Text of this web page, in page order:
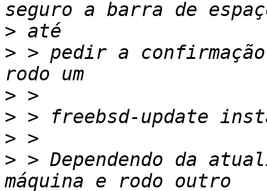
>
> > pedir a
>
>
>
> > Dependendo da